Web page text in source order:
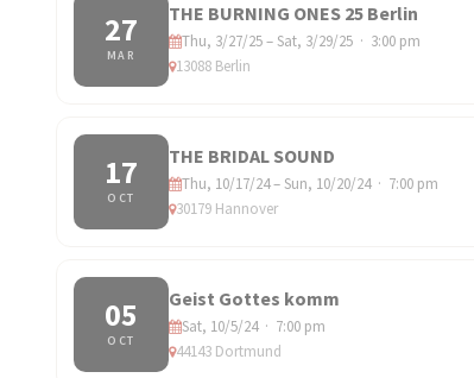
27
MAR
THE BURNING ONES 25 Berlin
Thu, 3/27/25 – Sat, 3/29/25 · 3:00 pm
13088 Berlin
17
OCT
THE BRIDAL SOUND
Thu, 10/17/24 – Sun, 10/20/24 · 7:00 pm
30179 Hannover
05
OCT
Geist Gottes komm
Sat, 10/5/24 · 7:00 pm
44143 Dortmund